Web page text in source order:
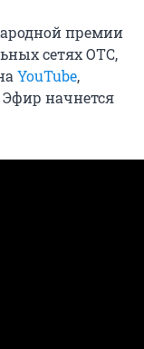
премии
сетях ОТС,
YouTube,
Эфир начнется